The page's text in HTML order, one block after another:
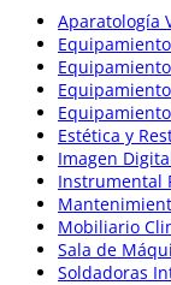
Aparatología
Estética y
Imagen
Instrumental
Mobiliario
Sala de
Soldadoras